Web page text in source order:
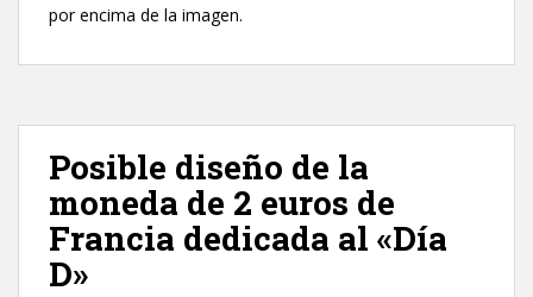
por encima de la imagen.
Posible diseño de la
moneda de 2 euros de
Francia dedicada al «Día
D»